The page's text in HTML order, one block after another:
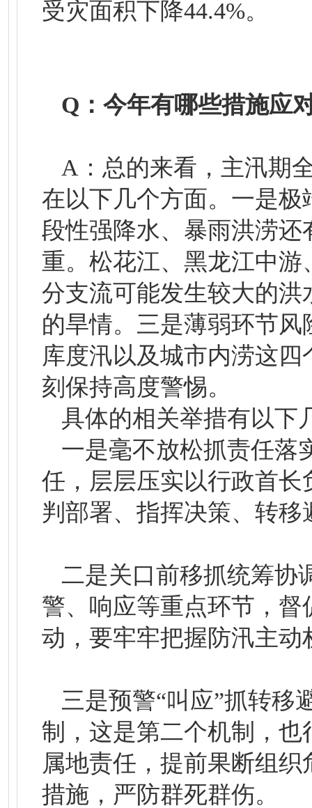
受灾面积下降44.4%。
Q：今年有哪些措施应
A：总的来看，主汛期
在以下几个方面。一是
段性强降水、暴雨洪涝
重。松花江、黑龙江中
分支流可能发生较大的
的旱情。三是薄弱环节
库度汛以及城市内涝这
刻保持高度警惕。
具体的相关举措有以下
一是毫不放松抓责任落
任，层层压实以行政首
判部署、指挥决策、转
二是关口前移抓统筹协
警、响应等重点环节，
动，要牢牢把握防汛主动
三是预警“叫应”抓转移
制，这是第二个机制，
属地责任，提前果断组
措施，严防群死群伤。